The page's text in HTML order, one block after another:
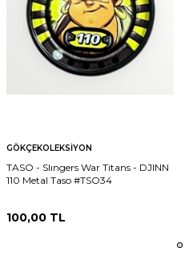
GÖKÇEKOLEKSIYON
TASO - Slıngers War Titans - DJINN
110 Metal Taso #TSO34
100,00 TL